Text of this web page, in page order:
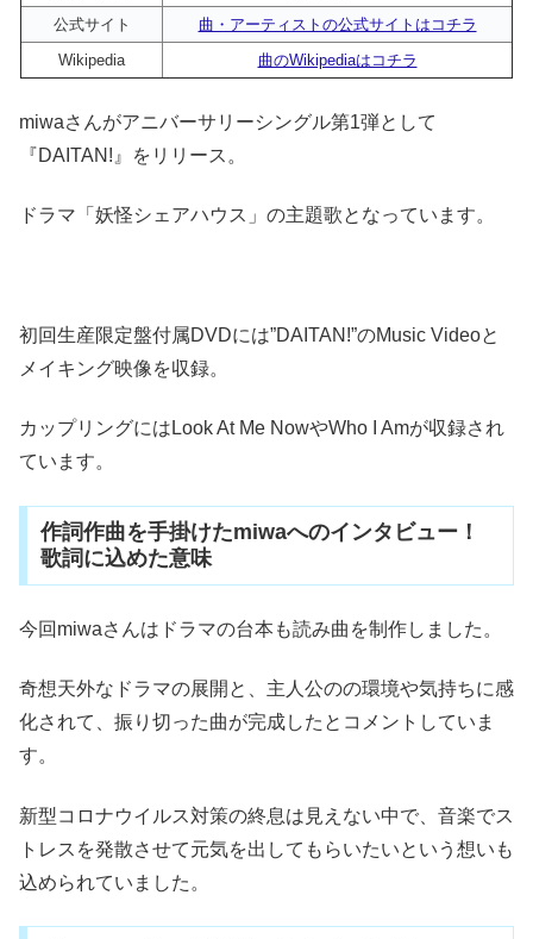
公式サイト
曲・アーティストの公式サイトはコチラ
Wikipedia
曲のWikipediaはコチラ
miwaさんがアニバーサリーシングル第1弾として
『DAITAN!』をリリース。
ドラマ「妖怪シェアハウス」の主題歌となっています。
初回生産限定盤付属DVDには”DAITAN!”のMusic Videoと
メイキング映像を収録。
カップリングにはLook At Me NowやWho I Amが収録され
ています。
作詞作曲を手掛けたmiwaへのインタビュー！
歌詞に込めた意味
今回miwaさんはドラマの台本も読み曲を制作しました。
奇想天外なドラマの展開と、主人公のの環境や気持ちに感
化されて、振り切った曲が完成したとコメントしていま
す。
新型コロナウイルス対策の終息は見えない中で、音楽でス
トレスを発散させて元気を出してもらいたいという想いも
込められていました。